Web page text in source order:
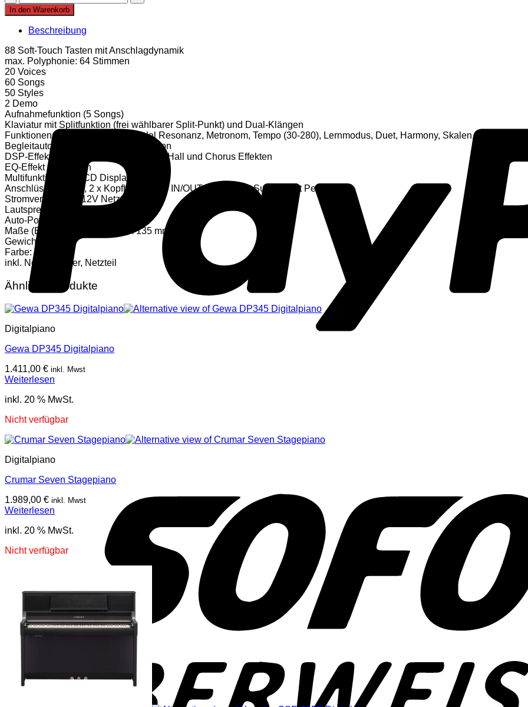
Cantabile
SP-
150
Stagepiano
Menge
In den Warenkorb
Beschreibung
88 Soft-Touch Tasten mit Anschlagdynamik
max. Polyphonie: 64 Stimmen
20 Voices
60 Songs
50 Styles
2 Demo
Aufnahmefunktion (5 Songs)
Klaviatur mit Splitfunktion (frei wählbarer Split-Punkt) und Dual-Klängen
Funktionen: Transpose, Tune, Pedal Resonanz, Metronom, Tempo (30-280), Lernmodus, Duet, Harmony, Skalen, Twinova
Begleitautomatik mit Fill In A/B-Funktion
DSP-Effekt mit einstellbaren multilevel Hall und Chorus Effekten
EQ-Effekt mit 5 Arten
Multifunktionales LCD Display
Anschlüsse: DC IN, 2 x Kopfhörer, AUX IN/OUT, USB-MIDI, Sustai, Unit Pedal
Stromversorgung: 12V Netzteil
Lautsprecher: 2 x 20 Watt, 8 Ohm
Auto-Power-Off
Maße (B x T x H): 1355 x 355 x 135 mm
Gewicht: 11,4 kg
Farbe: schwarz
inkl. Notenständer, Netzteil
Ähnliche Produkte
Digitalpiano
Gewa DP345 Digitalpiano
1.411,00 € inkl. Mwst
Weiterlesen
inkl. 20 % MwSt.
Nicht verfügbar
Digitalpiano
Crumar Seven Stagepiano
1.989,00 € inkl. Mwst
Weiterlesen
inkl. 20 % MwSt.
Nicht verfügbar